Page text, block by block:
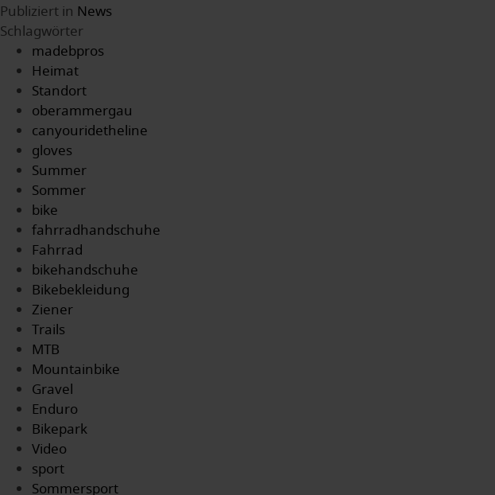
Publiziert in News
Schlagwörter
madebpros
Heimat
Standort
oberammergau
canyouridetheline
gloves
Summer
Sommer
bike
fahrradhandschuhe
Fahrrad
bikehandschuhe
Bikebekleidung
Ziener
Trails
MTB
Mountainbike
Gravel
Enduro
Bikepark
Video
sport
Sommersport